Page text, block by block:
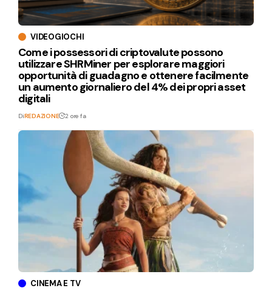
VIDEOGIOCHI
Come i possessori di criptovalute possono
utilizzare SHRMiner per esplorare maggiori
opportunità di guadagno e ottenere facilmente
un aumento giornaliero del 4% dei propri asset
digitali
DiREDAZIONE 2 ore fa
CINEMA E TV